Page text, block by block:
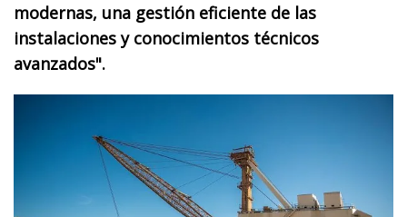
modernas, una gestión eficiente de las
instalaciones y conocimientos técnicos
avanzados".